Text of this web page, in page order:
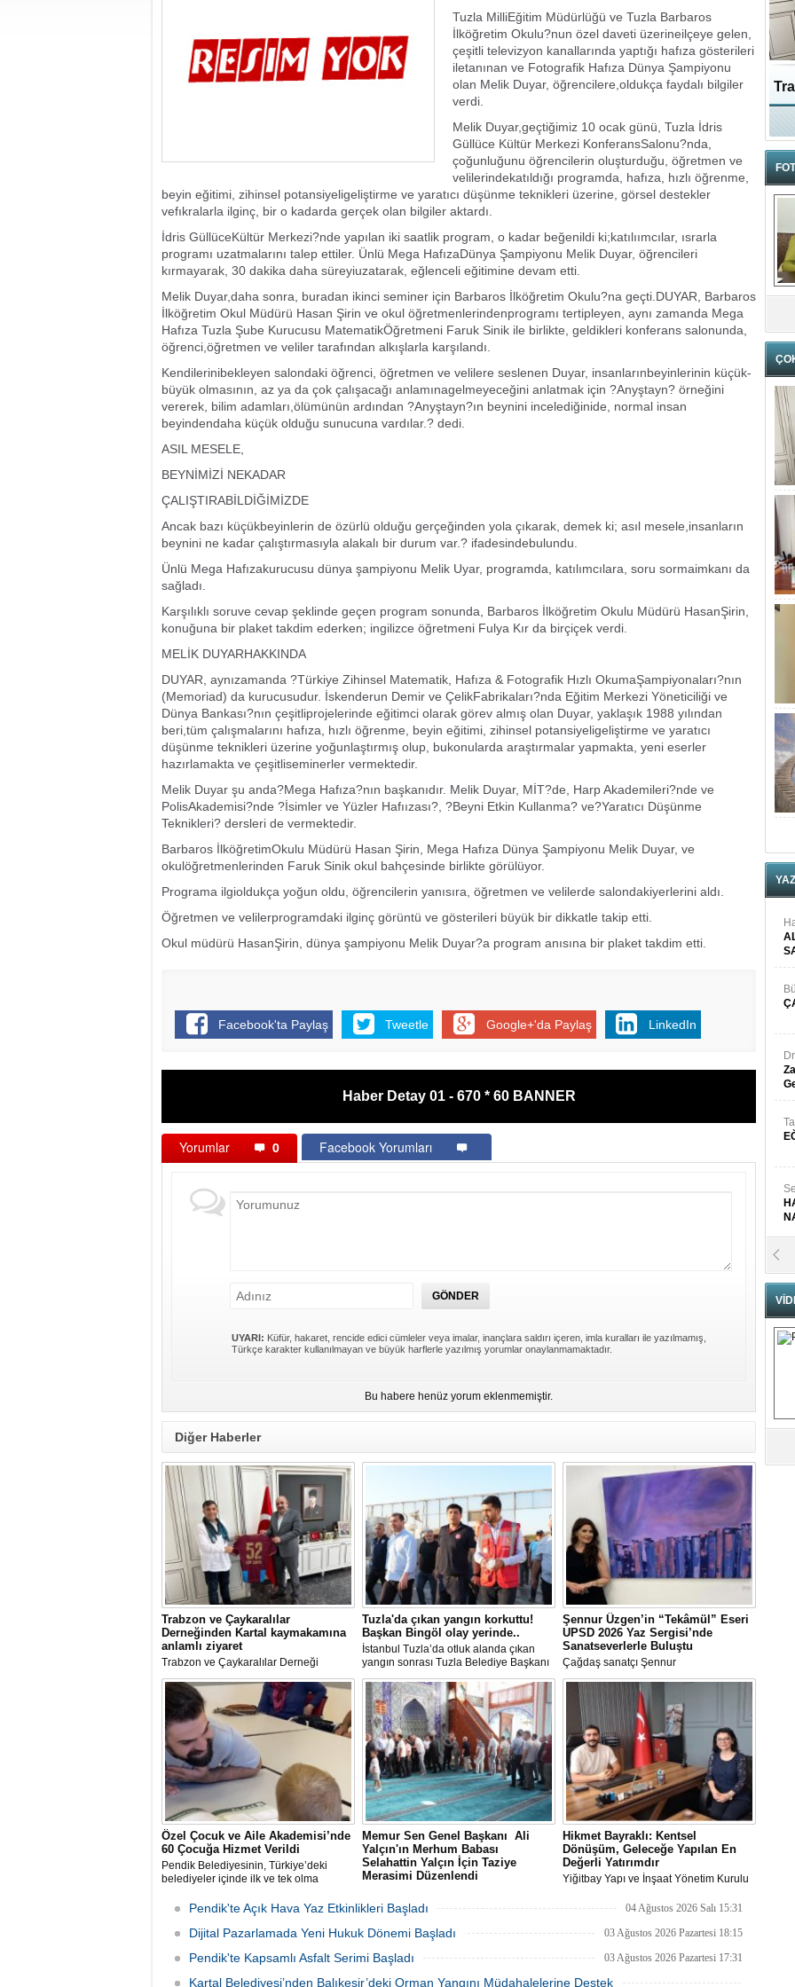
Tuzla MilliEğitim Müdürlüğü ve Tuzla Barbaros
İlköğretim Okulu?nun özel daveti üzerineilçeye gelen,
çeşitli televizyon kanallarında yaptığı hafıza gösterileri
iletanınan ve Fotografik Hafıza Dünya Şampiyonu
olan Melik Duyar, öğrencilere,oldukça faydalı bilgiler
verdi.
Melik Duyar,geçtiğimiz 10 ocak günü, Tuzla İdris
Güllüce Kültür Merkezi KonferansSalonu?nda,
çoğunluğunu öğrencilerin oluşturduğu, öğretmen ve
velilerindekatıldığı programda, hafıza, hızlı öğrenme,
beyin eğitimi, zihinsel potansiyeligeliştirme ve yaratıcı düşünme teknikleri üzerine, görsel destekler
vefıkralarla ilginç, bir o kadarda gerçek olan bilgiler aktardı.
İdris GüllüceKültür Merkezi?nde yapılan iki saatlik program, o kadar beğenildi ki;katılıımcılar, ısrarla
programı uzatmalarını talep ettiler. Ünlü Mega HafızaDünya Şampiyonu Melik Duyar, öğrencileri
kırmayarak, 30 dakika daha süreyiuzatarak, eğlenceli eğitimine devam etti.
Melik Duyar,daha sonra, buradan ikinci seminer için Barbaros İlköğretim Okulu?na geçti.DUYAR, Barbaros
İlköğretim Okul Müdürü Hasan Şirin ve okul öğretmenlerindenprogramı tertipleyen, aynı zamanda Mega
Hafıza Tuzla Şube Kurucusu MatematikÖğretmeni Faruk Sinik ile birlikte, geldikleri konferans salonunda,
öğrenci,öğretmen ve veliler tarafından alkışlarla karşılandı.
Kendilerinibekleyen salondaki öğrenci, öğretmen ve velilere seslenen Duyar, insanlarınbeyinlerinin küçük-
büyük olmasının, az ya da çok çalışacağı anlamınagelmeyeceğini anlatmak için ?Anyştayn? örneğini
vererek, bilim adamları,ölümünün ardından ?Anyştayn?ın beynini incelediğinide, normal insan
beyindendaha küçük olduğu sunucuna vardılar.? dedi.
ASIL MESELE,
BEYNİMİZİ NEKADAR
ÇALIŞTIRABİLDİĞİMİZDE
Ancak bazı küçükbeyinlerin de özürlü olduğu gerçeğinden yola çıkarak, demek ki; asıl mesele,insanların
beynini ne kadar çalıştırmasıyla alakalı bir durum var.? ifadesindebulundu.
Ünlü Mega Hafızakurucusu dünya şampiyonu Melik Uyar, programda, katılımcılara, soru sormaimkanı da
sağladı.
Karşılıklı soruve cevap şeklinde geçen program sonunda, Barbaros İlköğretim Okulu Müdürü HasanŞirin,
konuğuna bir plaket takdim ederken; ingilizce öğretmeni Fulya Kır da birçiçek verdi.
MELİK DUYARHAKKINDA
DUYAR, aynızamanda ?Türkiye Zihinsel Matematik, Hafıza & Fotografik Hızlı OkumaŞampiyonaları?nın
(Memoriad) da kurucusudur. İskenderun Demir ve ÇelikFabrikaları?nda Eğitim Merkezi Yöneticiliği ve
Dünya Bankası?nın çeşitliprojelerinde eğitimci olarak görev almış olan Duyar, yaklaşık 1988 yılından
beri,tüm çalışmalarını hafıza, hızlı öğrenme, beyin eğitimi, zihinsel potansiyeligeliştirme ve yaratıcı
düşünme teknikleri üzerine yoğunlaştırmış olup, bukonularda araştırmalar yapmakta, yeni eserler
hazırlamakta ve çeşitliseminerler vermektedir.
Melik Duyar şu anda?Mega Hafıza?nın başkanıdır. Melik Duyar, MİT?de, Harp Akademileri?nde ve
PolisAkademisi?nde ?İsimler ve Yüzler Hafıızası?, ?Beyni Etkin Kullanma? ve?Yaratıcı Düşünme
Teknikleri? dersleri de vermektedir.
Barbaros İlköğretimOkulu Müdürü Hasan Şirin, Mega Hafıza Dünya Şampiyonu Melik Duyar, ve
okulöğretmenlerinden Faruk Sinik okul bahçesinde birlikte görülüyor.
Programa ilgioldukça yoğun oldu, öğrencilerin yanısıra, öğretmen ve velilerde salondakiyerlerini aldı.
Öğretmen ve velilerprogramdaki ilginç görüntü ve gösterileri büyük bir dikkatle takip etti.
Okul müdürü HasanŞirin, dünya şampiyonu Melik Duyar?a program anısına bir plaket takdim etti.
Facebook'ta Paylaş Tweetle Google+'da Paylaş LinkedIn
Haber Detay 01 - 670 * 60 BANNER
Yorumlar 0 Facebook Yorumları
UYARI: Küfür, hakaret, rencide edici cümleler veya imalar, inançlara saldırı içeren, imla kuralları ile yazılmamış,
Türkçe karakter kullanılmayan ve büyük harflerle yazılmış yorumlar onaylanmamaktadır.
Bu habere henüz yorum eklenmemiştir.
Diğer Haberler
Trabzon ve Çaykaralılar
Derneğinden Kartal kaymakamına
anlamlı ziyaret
Trabzon ve Çaykaralılar Derneği
yönetim kurulu Kartal Kaymakamı Edip
Çakıcı'yı ziyaret etti.
Tuzla'da çıkan yangın korkuttu!
Başkan Bingöl olay yerinde..
İstanbul Tuzla’da otluk alanda çıkan
yangın sonrası Tuzla Belediye Başkanı
Av. Eren Ali Bingöl de bölgeye giderek
incelemelerde bulundu.
Şennur Üzgen’in “Tekâmül” Eseri
UPSD 2026 Yaz Sergisi’nde
Sanatseverlerle Buluştu
Çağdaş sanatçı Şennur
Üzgen’in Tekâmül adlı eseri,
Uluslararası Plastik Sanatlar Derneği
(UPSD) tarafından düzenlenen 2026
Yaz Sergisi’nde sanatseverlerle buluştu.
Özel Çocuk ve Aile Akademisi’nde
60 Çocuğa Hizmet Verildi
Pendik Belediyesinin, Türkiye’deki
belediyeler içinde ilk ve tek olma
Akademisi” programından ilk dönemde
60 özel çocuk yararlandı.
Memur Sen Genel Başkanı Ali
Yalçın'ın Merhum Babası
Selahattin Yalçın İçin Taziye
Merasimi Düzenlendi
rahmet-i Rahman'a kavuşan kıymetli
babası Selahattin Yalçın için, Eğitim-Bir-
Sen İstanbul Şubelerinin
günü Sultanbeyli Abdurrahmangazi
Hikmet Bayraklı: Kentsel
Dönüşüm, Geleceğe Yapılan En
Değerli Yatırımdır
Yiğitbay Yapı ve İnşaat Yönetim Kurulu
Bayraklı, emlak ve gayrimenkul
ağırladı
Pendik'te Açık Hava Yaz Etkinlikleri Başladı 04 Ağustos 2026 Salı 15:31
Dijital Pazarlamada Yeni Hukuk Dönemi Başladı 03 Ağustos 2026 Pazartesi 18:15
Pendik'te Kapsamlı Asfalt Serimi Başladı 03 Ağustos 2026 Pazartesi 17:31
Kartal Belediyesi’nden Balıkesir’deki Orman Yangını Müdahalelerine Destek